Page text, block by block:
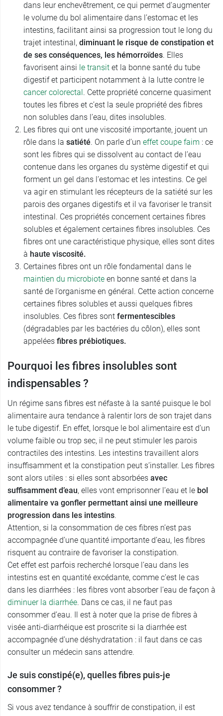
dans leur enchevêtrement, ce qui permet d’augmenter
le volume du bol alimentaire dans l’estomac et les
intestins, facilitant ainsi sa progression tout le long du
trajet intestinal, diminuant le risque de constipation et
de ses conséquences, les hémorroïdes. Elles
favorisent ainsi le transit et la bonne santé du tube
digestif et participent notamment à la lutte contre le
cancer colorectal . Cette propriété concerne quasiment
toutes les fibres et c’est la seule propriété des fibres
non solubles dans l’eau, dites insolubles.
Les fibres qui ont une viscosité importante, jouent un
rôle dans la satiété. On parle d’un effet coupe faim : ce
sont les fibres qui se dissolvent au contact de l’eau
contenue dans les organes du système digestif et qui
forment un gel dans l’estomac et les intestins. Ce gel
va agir en stimulant les récepteurs de la satiété sur les
parois des organes digestifs et il va favoriser le transit
intestinal. Ces propriétés concernent certaines fibres
solubles et également certaines fibres insolubles. Ces
fibres ont une caractéristique physique, elles sont dites
à haute viscosité.
Certaines fibres ont un rôle fondamental dans le
maintien du microbiote en bonne santé et dans la
santé de l’organisme en général. Cette action concerne
certaines fibres solubles et aussi quelques fibres
insolubles. Ces fibres sont fermentescibles
(dégradables par les bactéries du côlon), elles sont
appelées fibres prébiotiques.
Pourquoi les fibres insolubles sont
indispensables ?
Un régime sans fibres est néfaste à la santé puisque le bol
alimentaire aura tendance à ralentir lors de son trajet dans
le tube digestif. En effet, lorsque le bol alimentaire est d’un
volume faible ou trop sec, il ne peut stimuler les parois
contractiles des intestins. Les intestins travaillent alors
insuffisamment et la constipation peut s’installer. Les fibres
sont alors utiles : si elles sont absorbées avec
suffisamment d’eau, elles vont emprisonner l’eau et le bol
alimentaire va gonfler permettant ainsi une meilleure
progression dans les intestins.
Attention, si la consommation de ces fibres n’est pas
accompagnée d’une quantité importante d’eau, les fibres
risquent au contraire de favoriser la constipation.
Cet effet est parfois recherché lorsque l’eau dans les
intestins est en quantité excédante, comme c’est le cas
dans les diarrhées : les fibres vont absorber l’eau de façon à
diminuer la diarrhée. Dans ce cas, il ne faut pas
consommer d’eau. Il est à noter que la prise de fibres à
visée anti-diarrhéique est proscrite si la diarrhée est
accompagnée d’une déshydratation : il faut dans ce cas
consulter un médecin sans attendre.
Je suis constipé(e), quelles fibres puis-je
consommer ?
Si vous avez tendance à souffrir de constipation, il est